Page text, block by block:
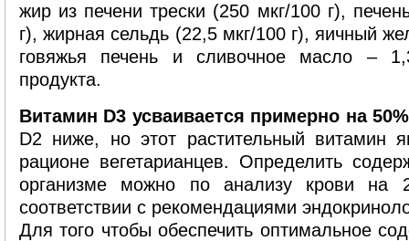
жир из печени трески (250 мкг/100 г),
г), жирная сельдь (22,5 мкг/100 г), яичный
говяжья печень и сливочное масло –
продукта.
Витамин D3 усваивается примерно на 50%
D2 ниже, но этот растительный витамин
рационе вегетарианцев. Определить
организме можно по анализу крови на
соответствии с рекомендациями
Для того чтобы обеспечить оптимальное